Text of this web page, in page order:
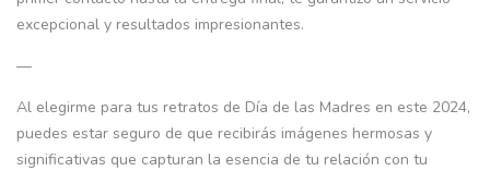
excepcional y resultados impresionantes.
—
Al elegirme para tus retratos de Día de las Madres en este 2024,
puedes estar seguro de que recibirás imágenes hermosas y
significativas que capturan la esencia de tu relación con tu